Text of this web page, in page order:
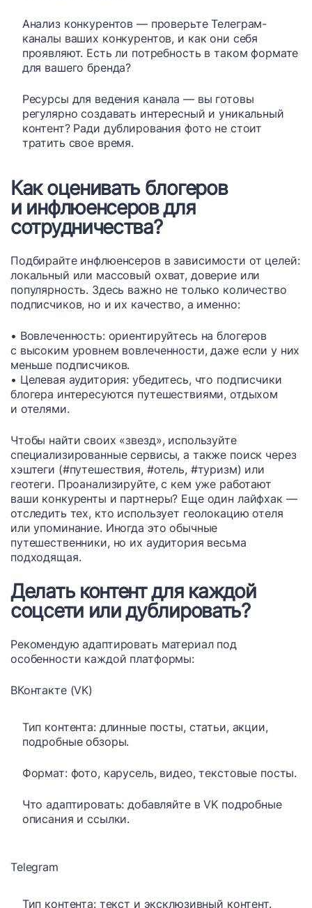
Анализ конкурентов — проверьте Телеграм-
каналы ваших конкурентов, и как они себя
проявляют. Есть ли потребность в таком формате
для вашего бренда?
Ресурсы для ведения канала — вы готовы
регулярно создавать интересный и уникальный
контент? Ради дублирования фото не стоит
тратить свое время.
Как оценивать блогеров
и инфлюенсеров для
сотрудничества?
Подбирайте инфлюенсеров в зависимости от целей:
локальный или массовый охват, доверие или
популярность. Здесь важно не только количество
подписчиков, но и их качество, а именно:
• Вовлеченность: ориентируйтесь на блогеров
с высоким уровнем вовлеченности, даже если у них
меньше подписчиков.
• Целевая аудитория: убедитесь, что подписчики
блогера интересуются путешествиями, отдыхом
и отелями.
Чтобы найти своих «звезд», используйте
специализированные сервисы, а также поиск через
хэштеги (#путешествия, #отель, #туризм) или
геотеги. Проанализируйте, с кем уже работают
ваши конкуренты и партнеры? Еще один лайфхак —
отследить тех, кто использует геолокацию отеля
или упоминание. Иногда это обычные
путешественники, но их аудитория весьма
подходящая.
Делать контент для каждой
соцсети или дублировать?
Рекомендую адаптировать материал под
особенности каждой платформы:
ВКонтакте (VK)
Тип контента: длинные посты, статьи, акции,
подробные обзоры.
Формат: фото, карусель, видео, текстовые посты.
Что адаптировать: добавляйте в VK подробные
описания и ссылки.
Telegram
Тип контента: текст и эксклюзивный контент.